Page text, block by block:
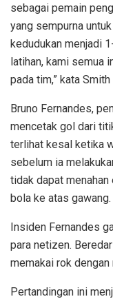
sebagai pemain
yang sempurna
kedudukan menjadi
latihan, kami semua
pada tim,” kata
Bruno Fernandes,
mencetak gol dari
terlihat kesal ketika
sebelum ia
tidak dapat
bola ke atas gawang.
Insiden Fernandes
para netizen.
memakai rok dengan
Pertandingan ini